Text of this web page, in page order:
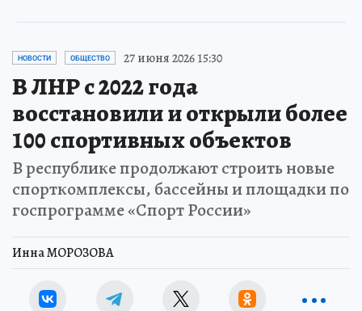
НОВОСТИ ОБЩЕСТВО 27 июня 2026 15:30
В ЛНР с 2022 года
восстановили и открыли более
100 спортивных объектов
В республике продолжают строить новые
спорткомплексы, бассейны и площадки по
госпрограмме «Спорт России»
Инна МОРОЗОВА